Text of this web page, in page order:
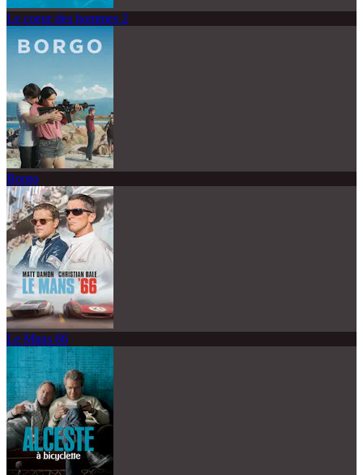
Le coeur des hommes 2
Borgo
Le Mans 66